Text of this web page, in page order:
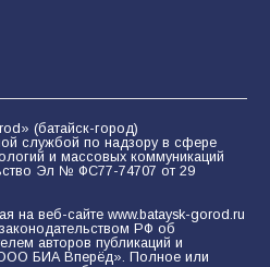
(батайск-город)
службой по надзору в сфере
и массовых коммуникаций
Эл № ФС77-74707 от 29
на веб-сайте www.bataysk-gorod.ru
РФ об
авторов публикаций и
БИА Вперёд». Полное или